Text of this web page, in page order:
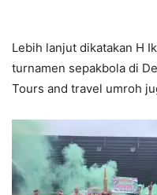
Lebih lanjut dikatakan H
turnamen sepakbola di
Tours and travel umroh